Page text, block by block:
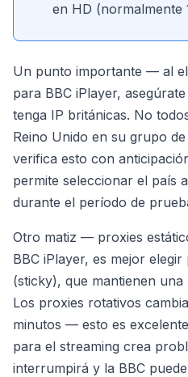
en HD (normalmente
Un punto importante — al
para BBC iPlayer,
tenga IP británicas. No
Reino Unido en su grupo
verifica esto con
permite seleccionar el país
durante el período de
Otro matiz — proxies
BBC iPlayer, es mejor elegir
(sticky), que mantienen
Los proxies rotativos
minutos — esto es
para el streaming crea
interrumpirá y la BBC